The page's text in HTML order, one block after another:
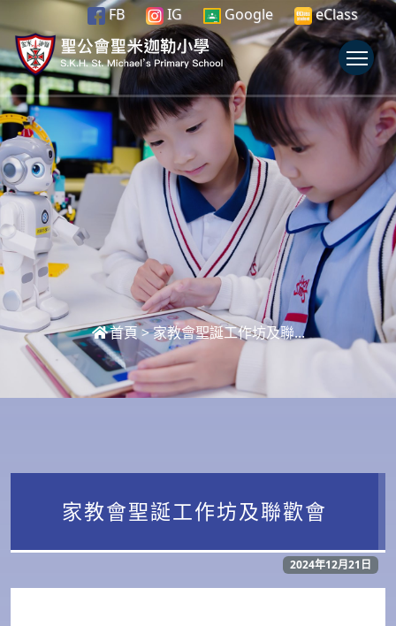
FB IG Google eClass
首頁>家教會聖誕工作坊及聯...
家教會聖誕工作坊及聯歡會
2024年12月21日